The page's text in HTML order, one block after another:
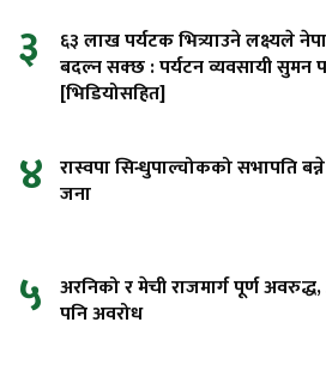
३
६३ लाख पर्यटक भित्र्याउने लक्ष्यले
बदल्न सक्छ : पर्यटन व्यवसायी सुमन
[भिडियोसहित]
४ रास्वपा सिन्धुपाल्चोकको सभापति
जना
५ अरनिको र मेची राजमार्ग पूर्ण
पनि अवरोध